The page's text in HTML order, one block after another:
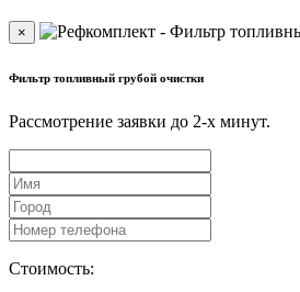
×
Фильтр топливный грубой очистки
Рассмотрение заявки до 2-x минут.
Стоимость: